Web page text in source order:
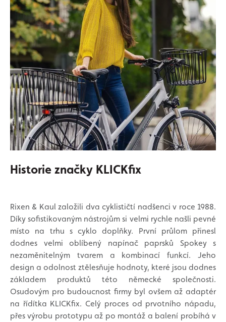
Historie značky KLICKfix
Rixen & Kaul založili dva cyklističtí nadšenci v roce 1988.
Díky sofistikovaným nástrojům si velmi rychle našli pevné
místo na trhu s cyklo doplňky. První průlom přinesl
dodnes velmi oblíbený napínač paprsků Spokey s
nezaměnitelným tvarem a kombinací funkcí. Jeho
design a odolnost ztělesňuje hodnoty, které jsou dodnes
základem produktů této německé společnosti.
Osudovým pro budoucnost firmy byl ovšem až adaptér
na řídítka KLICKfix. Celý proces od prvotního nápadu,
přes výrobu prototypu až po montáž a balení probíhá v